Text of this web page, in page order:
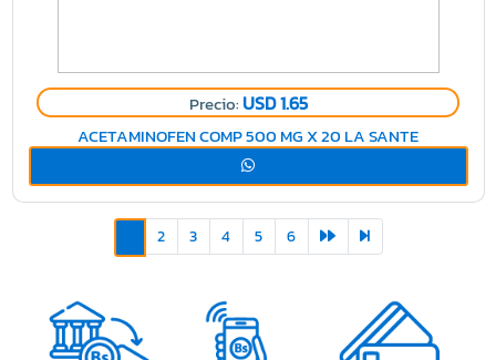
Precio: USD 1.65
ACETAMINOFEN COMP 500 MG X 20 LA SANTE
2 3 4 5 6